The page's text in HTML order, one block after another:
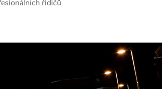
řidičů.